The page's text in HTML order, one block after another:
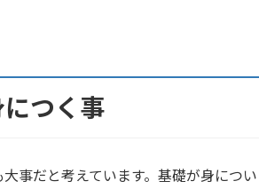
つく事
事だと考えています。基礎が身につい